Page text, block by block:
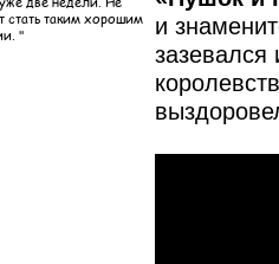
стать таким хорошим
"
и
зазевался